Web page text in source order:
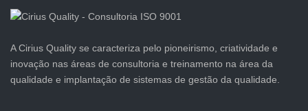
A Cirius Quality se caracteriza pelo pioneirismo, criatividade e
inovação nas áreas de consultoria e treinamento na área da
qualidade e implantação de sistemas de gestão da qualidade.